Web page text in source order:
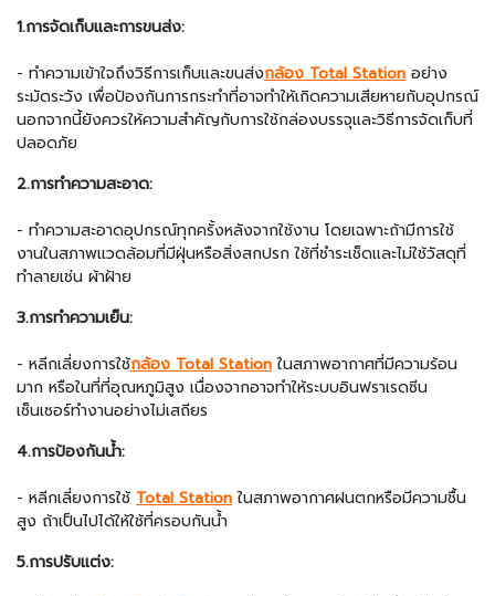
1.การจัดเก็บและการขนส่ง:
- ทำความเข้าใจถึงวิธีการเก็บและขนส่งกล้อง Total Station อย่าง
ระมัดระวัง เพื่อป้องกันการกระทำที่อาจทำให้เกิดความเสียหายกับอุปกรณ์
นอกจากนี้ยังควรให้ความสำคัญกับการใช้กล่องบรรจุและวิธีการจัดเก็บที่
ปลอดภัย
2.การทำความสะอาด:
- ทำความสะอาดอุปกรณ์ทุกครั้งหลังจากใช้งาน โดยเฉพาะถ้ามีการใช้
งานในสภาพแวดล้อมที่มีฝุ่นหรือสิ่งสกปรก ใช้ที่ชำระเช็ดและไม่ใช้วัสดุที่
ทำลายเช่น ผ้าฝ้าย
3.การทำความเย็น:
- หลีกเลี่ยงการใช้กล้อง Total Stationในสภาพอากาศที่มีความร้อน
มาก หรือในที่ที่อุณหภูมิสูง เนื่องจากอาจทำให้ระบบอินฟราเรดซีน
เซ็นเซอร์ทำงานอย่างไม่เสถียร
4.การป้องกันน้ำ:
- หลีกเลี่ยงการใช้ Total Stationในสภาพอากาศฝนตกหรือมีความชื้น
สูง ถ้าเป็นไปได้ให้ใช้ที่ครอบกันน้ำ
5.การปรับแต่ง: